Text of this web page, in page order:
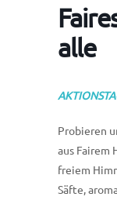
alle
Probieren
aus Fairem
freiem
Säfte,